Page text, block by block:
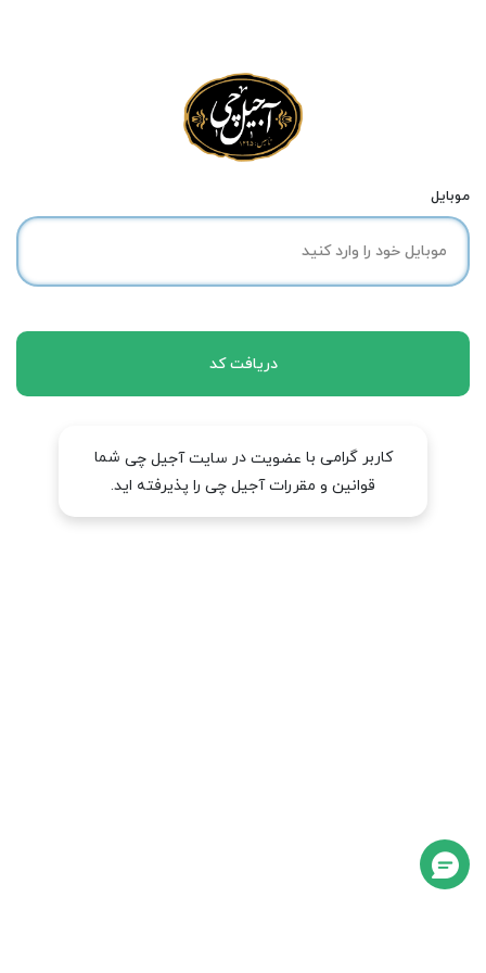
موبایل
دریافت کد
کاربر گرامی با عضویت در سایت آجیل چی شما
قوانین و مقررات آجیل چی را پذیرفته اید.